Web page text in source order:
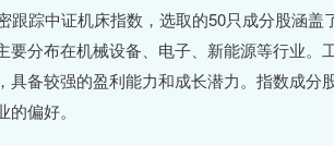
踪中证机床指数，选取的50只成分股涵盖
要分布在机械设备、电子、新能源等行业。
备较强的盈利能力和成长潜力。指数成分
偏好。